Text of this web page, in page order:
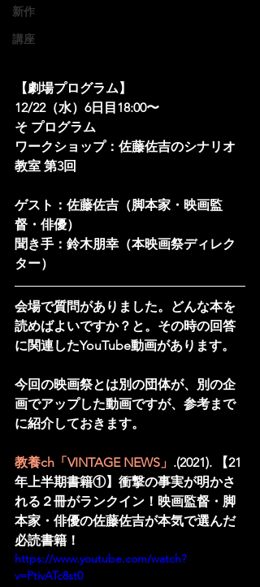
新作
講座
【劇場プログラム】
12/22（水）6日目18:00〜
そ プログラム
ワークショップ：佐藤佐吉のシナリオ
教室 第3回
ゲスト：佐藤佐吉（脚本家・映画監
督・俳優）
聞き手：鈴木朋幸（本映画祭ディレク
ター）
会場で質問がありました。どんな本を
読めばよいですか？と。その時の回答
に関連したYouTube動画があります。
今回の映画祭とは別の団体が、別の企
画でアップした動画ですが、参考まで
に紹介しておきます。
教養ch「VINTAGE NEWS」 .(2021). 【21
年上半期書籍①】衝撃の事実が明かさ
れる２冊がランクイン！映画監督・脚
本家・俳優の佐藤佐吉が本気で選んだ
必読書籍！
https://www.youtube.com/watch?
v=PtivATc8st0